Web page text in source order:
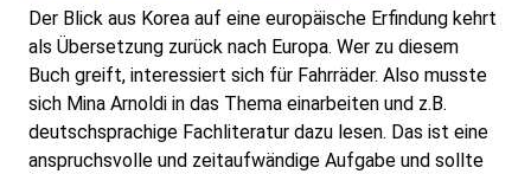
Der Blick aus Korea auf eine europäische Erfindung kehrt
als Übersetzung zurück nach Europa. Wer zu diesem
Buch greift, interessiert sich für Fahrräder. Also musste
sich Mina Arnoldi in das Thema einarbeiten und z.B.
deutschsprachige Fachliteratur dazu lesen. Das ist eine
anspruchsvolle und zeitaufwändige Aufgabe und sollte